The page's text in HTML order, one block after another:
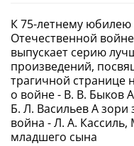
К 75-летнему
Отечественной
выпускает серию
произведений,
трагичной странице
о войне - В. В. Быков
Б. Л. Васильев А зори
война - Л. А.
младшего сына